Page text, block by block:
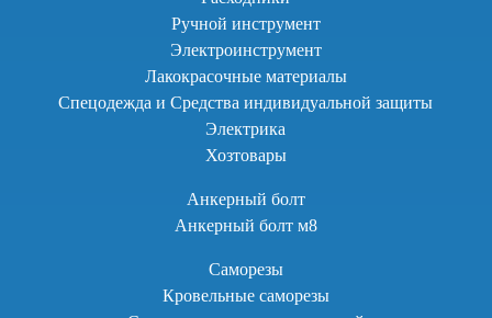
Ручной инструмент
Электроинструмент
Лакокрасочные материалы
Спецодежда и Средства индивидуальной защиты
Электрика
Хозтовары
Анкерный болт
Анкерный болт м8
Саморезы
Кровельные саморезы